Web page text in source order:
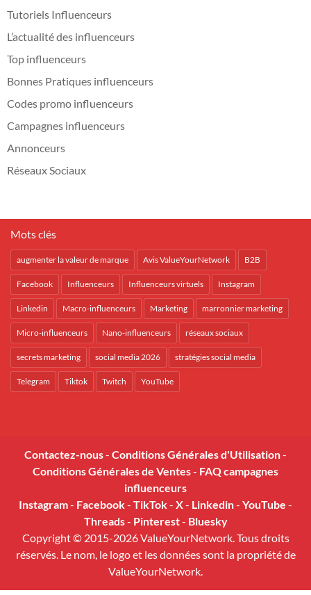
Tutoriels Influenceurs
L’actualité des influenceurs
Top influenceurs
Bonnes Pratiques influenceurs
Codes promo influenceurs
Campagnes influenceurs
Annonceurs
Réseaux Sociaux
Mots clés
augmenter la valeur de marque Avis ValueYourNetwork B2B
Facebook Influenceurs Influenceurs virtuels Instagram
Linkedin Macro-influenceurs Marketing marronnier marketing
Micro-influenceurs Nano-influenceurs réseaux sociaux
secrets marketing social media 2026 stratégies social media
Telegram Tiktok Twitch YouTube
Contactez-nous- Conditions Générales d'Utilisation-
Conditions Générales de Ventes- FAQ campagnes
influenceurs
Instagram- Facebook- TikTok- X- Linkedin- YouTube -
Threads- Pinterest- Bluesky
Copyright © 2015-2026 ValueYourNetwork. Tous droits
réservés. Le nom, le logo et les données sont la propriété de
ValueYourNetwork.